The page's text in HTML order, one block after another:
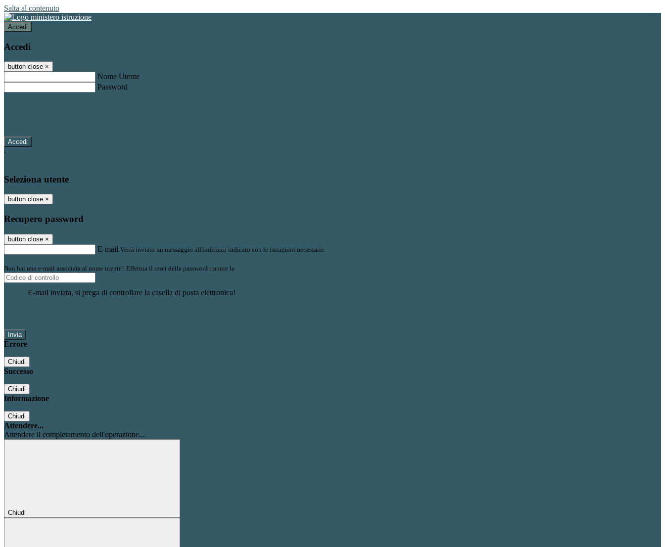
Salta al contenuto
Accedi
Accedi
button close ×
Nome Utente
Password
-
Seleziona utente
button close ×
Recupero password
button close ×
E-mail Verrà inviato un messaggio all'indirizzo indicato con le istruzioni necessarie.
Non hai una e-mail associata al nome utente? Effettua il reset della password tramite la
E-mail inviata, si prega di controllare la casella di posta elettronica!
Errore
Chiudi
Successo
Chiudi
Informazione
Chiudi
Attendere...
Attendere il completamento dell'operazione...
Chiudi